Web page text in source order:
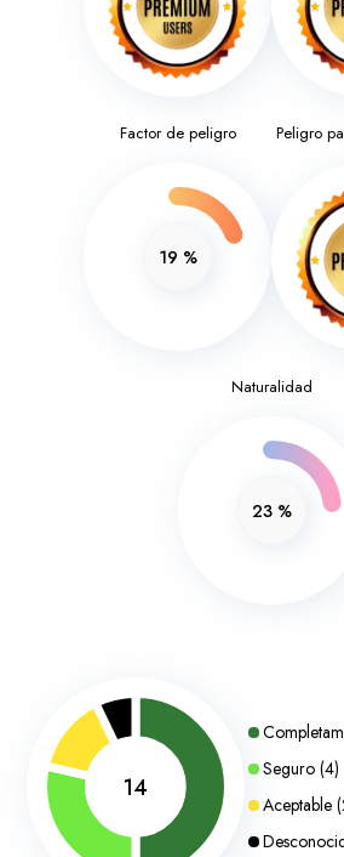
Factor de peligro
19 %
Peligro
Naturalidad
23%
14
Seguro(4)
Aceptable(